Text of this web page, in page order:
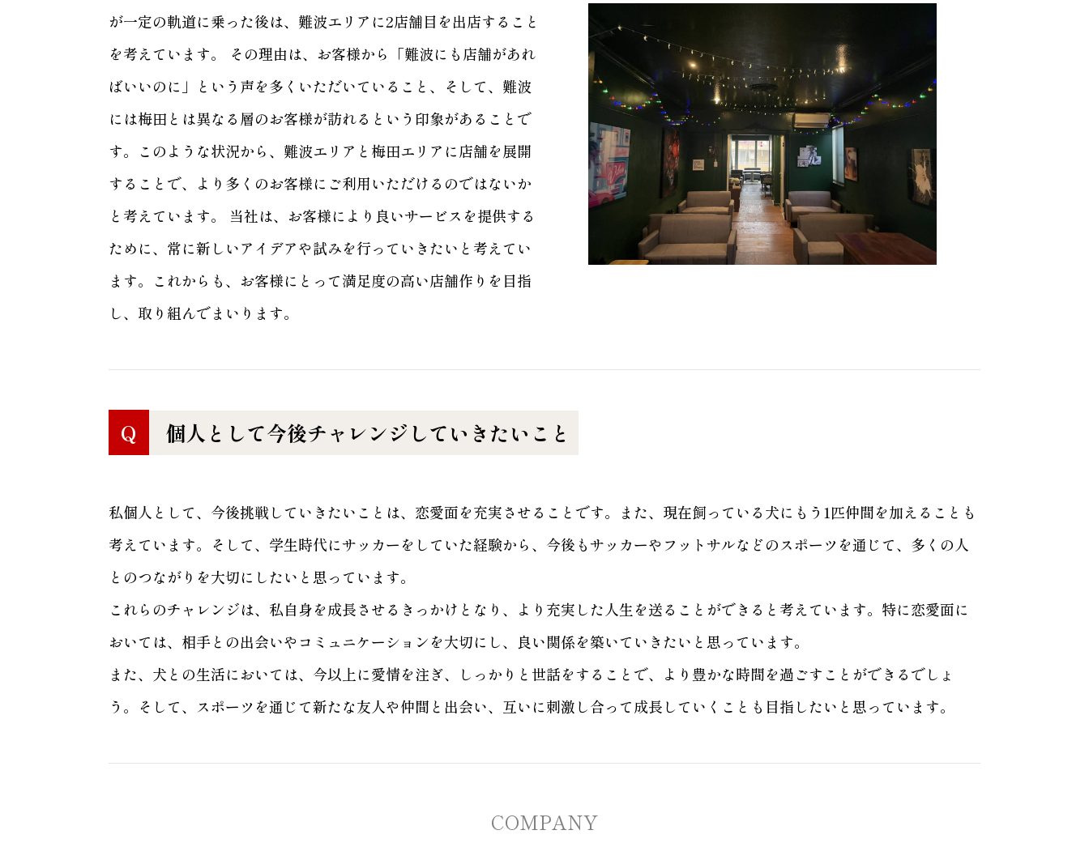
が一定の軌道に乗った後は、難波エリアに2店舗目を出店すること
を考えています。 その理由は、お客様から「難波にも店舗があれ
ばいいのに」という声を多くいただいていること、そして、難波
には梅田とは異なる層のお客様が訪れるという印象があることで
す。このような状況から、難波エリアと梅田エリアに店舗を展開
することで、より多くのお客様にご利用いただけるのではないか
と考えています。 当社は、お客様により良いサービスを提供する
ために、常に新しいアイデアや試みを行っていきたいと考えてい
ます。これからも、お客様にとって満足度の高い店舗作りを目指
し、取り組んでまいります。
Q 個人として今後チャレンジしていきたいこと
私個人として、今後挑戦していきたいことは、恋愛面を充実させることです。また、現在飼っている犬にもう1匹仲間を加えることも
考えています。そして、学生時代にサッカーをしていた経験から、今後もサッカーやフットサルなどのスポーツを通じて、多くの人
とのつながりを大切にしたいと思っています。
これらのチャレンジは、私自身を成長させるきっかけとなり、より充実した人生を送ることができると考えています。特に恋愛面に
おいては、相手との出会いやコミュニケーションを大切にし、良い関係を築いていきたいと思っています。
また、犬との生活においては、今以上に愛情を注ぎ、しっかりと世話をすることで、より豊かな時間を過ごすことができるでしょ
う。そして、スポーツを通じて新たな友人や仲間と出会い、互いに刺激し合って成長していくことも目指したいと思っています。
COMPANY